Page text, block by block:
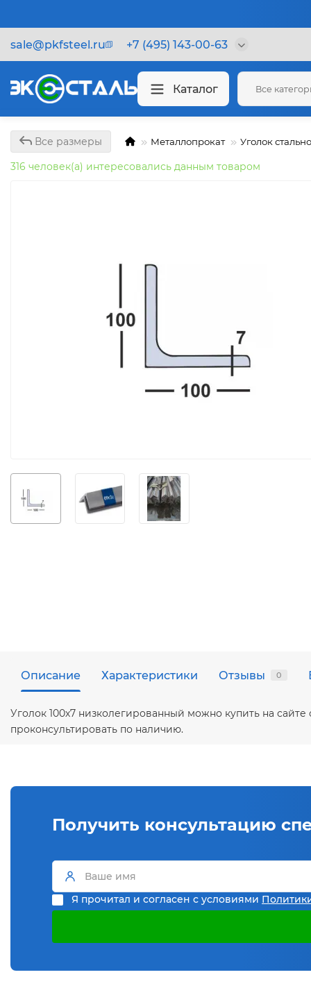
sale@pkfsteel.ru +7 (495) 143-00-63
Каталог Все
Все размеры Металлопрокат Уголок
316 человек(а) интересовались данным товаром
Описание Характеристики Отзывы 0
Уголок 100х7 низколегированный можно купить на
проконсультировать по наличию.
Получить консультацию
Я прочитал и согласен с условиями